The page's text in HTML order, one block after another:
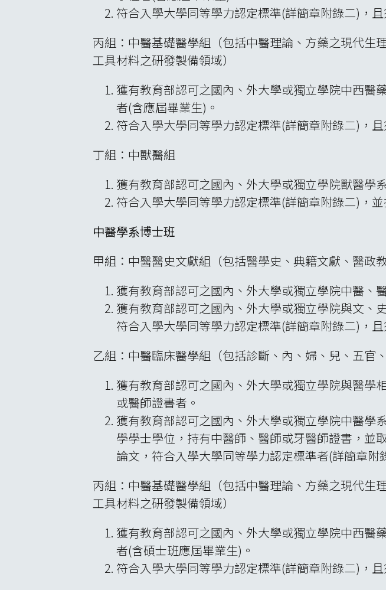
符合入學大學同等學力認定標準(詳簡章附錄二)，
丙組：中醫基礎醫學組（包括中醫理論、方藥之現代
工具材料之研發製備領域）
獲有教育部認可之國內、外大學或獨立學院中西醫
者(含應屆畢業生)。
符合入學大學同等學力認定標準(詳簡章附錄二)，
丁組：中獸醫組
獲有教育部認可之國內、外大學或獨立學院獸醫學
符合入學大學同等學力認定標準(詳簡章附錄二)，
中醫學系博士班
甲組：中醫醫史文獻組（包括醫學史、典籍文獻、醫政
獲有教育部認可之國內、外大學或獨立學院中醫、
獲有教育部認可之國內、外大學或獨立學院與文、
符合入學大學同等學力認定標準(詳簡章附錄二)，
乙組：中醫臨床醫學組（包括診斷、內、婦、兒、五官
獲有教育部認可之國內、外大學或獨立學院與醫學
或醫師證書者。
獲有教育部認可之國內、外大學或獨立學院中醫學
學學士學位，持有中醫師、醫師或牙醫師證書，並
論文，符合入學大學同等學力認定標準者(詳簡章附
丙組：中醫基礎醫學組（包括中醫理論、方藥之現代
工具材料之研發製備領域）
獲有教育部認可之國內、外大學或獨立學院中西醫
者(含碩士班應屆畢業生)。
符合入學大學同等學力認定標準(詳簡章附錄二)，